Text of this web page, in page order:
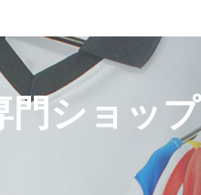
門ショップ